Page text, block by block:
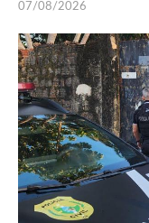
07/08/2026